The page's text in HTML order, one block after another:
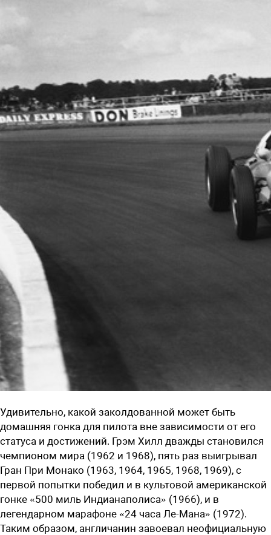
Удивительно, какой заколдованной может быть
домашняя гонка для пилота вне зависимости от его
статуса и достижений. Грэм Хилл дважды становился
чемпионом мира (1962 и 1968), пять раз выигрывал
Гран При Монако (1963, 1964, 1965, 1968, 1969), с
первой попытки победил и в культовой американской
гонке «500 миль Индианаполиса» (1966), и в
легендарном марафоне «24 часа Ле-Мана» (1972).
Таким образом, англичанин завоевал неофициальную